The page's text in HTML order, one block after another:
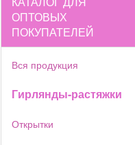
ОПТОВЫХ
ПОКУПАТЕЛЕЙ
Вся продукция
Гирлянды-растяжки
Открытки